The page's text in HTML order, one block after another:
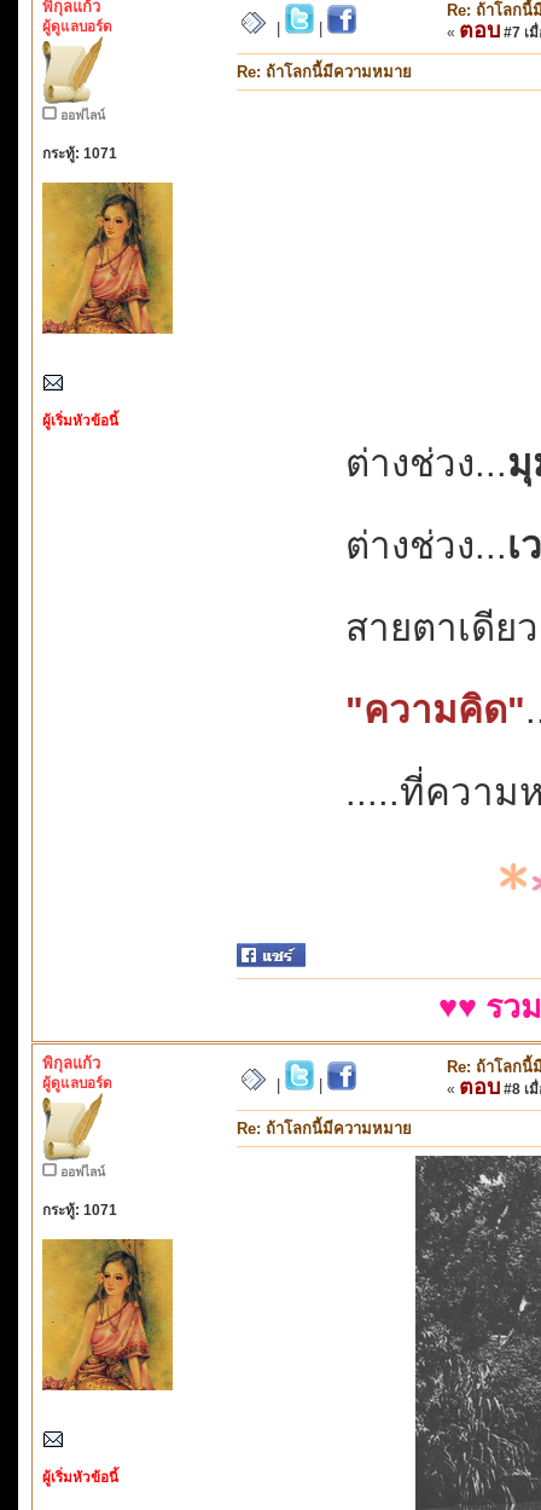
พิกุลแก้ว
ผู้ดูแลบอร์ด
ออฟไลน์
กระทู้: 1071
ผู้เริ่มหัวข้อนี้
Re: ถ้าโลก
« ตอบ #7 เ
Re: ถ้าโลกนี้มีความหมาย
ต่างช่วง...มุ
ต่างช่วง...เ
สายตาเดีย
"ความคิด"
.....ที่ความ
♥♥ รว
พิกุลแก้ว
ผู้ดูแลบอร์ด
ออฟไลน์
กระทู้: 1071
ผู้เริ่มหัวข้อนี้
Re: ถ้าโลก
« ตอบ #8 เ
Re: ถ้าโลกนี้มีความหมาย